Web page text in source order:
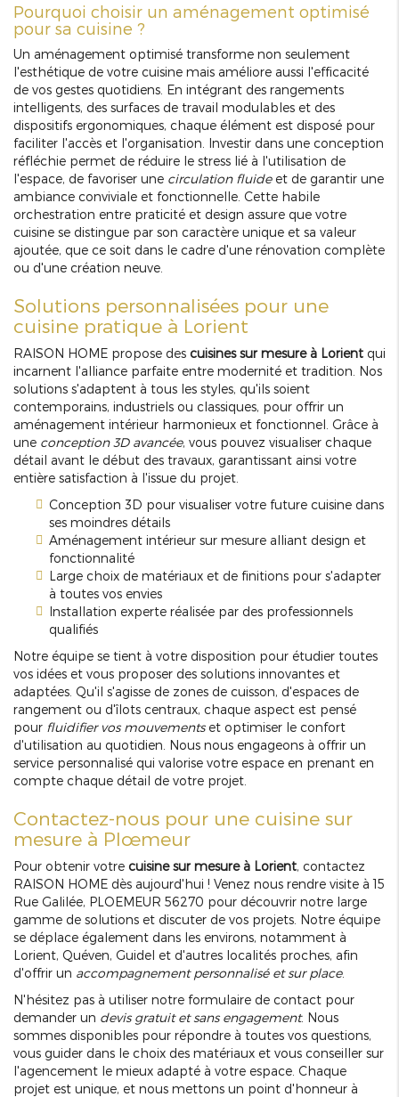
Pourquoi choisir un aménagement optimisé
pour sa cuisine ?
Un aménagement optimisé transforme non seulement
l'esthétique de votre cuisine mais améliore aussi l'efficacité
de vos gestes quotidiens. En intégrant des rangements
intelligents, des surfaces de travail modulables et des
dispositifs ergonomiques, chaque élément est disposé pour
faciliter l'accès et l'organisation. Investir dans une conception
réfléchie permet de réduire le stress lié à l'utilisation de
l'espace, de favoriser une circulation fluideet de garantir une
ambiance conviviale et fonctionnelle. Cette habile
orchestration entre praticité et design assure que votre
cuisine se distingue par son caractère unique et sa valeur
ajoutée, que ce soit dans le cadre d'une rénovation complète
ou d'une création neuve.
Solutions personnalisées pour une
cuisine pratique à Lorient
RAISON HOME propose des cuisines sur mesure à Lorient qui
incarnent l'alliance parfaite entre modernité et tradition. Nos
solutions s'adaptent à tous les styles, qu'ils soient
contemporains, industriels ou classiques, pour offrir un
aménagement intérieur harmonieux et fonctionnel. Grâce à
une conception 3D avancée, vous pouvez visualiser chaque
détail avant le début des travaux, garantissant ainsi votre
entière satisfaction à l'issue du projet.
Conception 3D pour visualiser votre future cuisine dans
ses moindres détails
Aménagement intérieur sur mesure alliant design et
fonctionnalité
Large choix de matériaux et de finitions pour s'adapter
à toutes vos envies
Installation experte réalisée par des professionnels
qualifiés
Notre équipe se tient à votre disposition pour étudier toutes
vos idées et vous proposer des solutions innovantes et
adaptées. Qu'il s'agisse de zones de cuisson, d'espaces de
rangement ou d'îlots centraux, chaque aspect est pensé
pour fluidifier vos mouvementset optimiser le confort
d'utilisation au quotidien. Nous nous engageons à offrir un
service personnalisé qui valorise votre espace en prenant en
compte chaque détail de votre projet.
Contactez-nous pour une cuisine sur
mesure à Plœmeur
Pour obtenir votre cuisine sur mesure à Lorient, contactez
RAISON HOME dès aujourd'hui ! Venez nous rendre visite à 15
Rue Galilée, PLOEMEUR 56270 pour découvrir notre large
gamme de solutions et discuter de vos projets. Notre équipe
se déplace également dans les environs, notamment à
Lorient, Quéven, Guidel et d'autres localités proches, afin
d'offrir un accompagnement personnalisé et sur place.
N'hésitez pas à utiliser notre formulaire de contact pour
demander un devis gratuit et sans engagement. Nous
sommes disponibles pour répondre à toutes vos questions,
vous guider dans le choix des matériaux et vous conseiller sur
l'agencement le mieux adapté à votre espace. Chaque
projet est unique, et nous mettons un point d'honneur à